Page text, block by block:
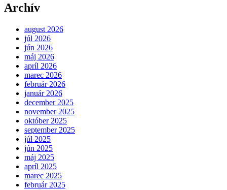
Archív
august 2026
júl 2026
jún 2026
máj 2026
apríl 2026
marec 2026
február 2026
január 2026
december 2025
november 2025
október 2025
september 2025
júl 2025
jún 2025
máj 2025
apríl 2025
marec 2025
február 2025